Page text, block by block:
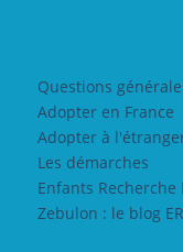
Questions
Adopter en France
Adopter à
Les démarches
Enfants Recherche
Zebulon : le blog